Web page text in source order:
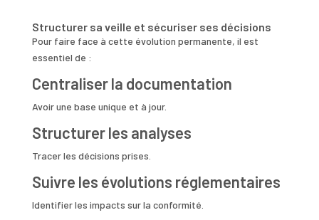
Structurer sa veille et sécuriser ses décisions
Pour faire face à cette évolution permanente, il est
essentiel de :
Centraliser la documentation
Avoir une base unique et à jour.
Structurer les analyses
Tracer les décisions prises.
Suivre les évolutions réglementaires
Identifier les impacts sur la conformité.